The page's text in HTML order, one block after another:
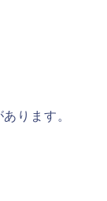
ります。